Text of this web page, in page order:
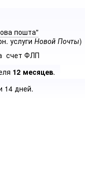
пошта"
услуги Новой Почты)
счет ФЛП
12 месяцев.
14 дней.